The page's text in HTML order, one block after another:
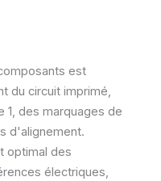
est
du circuit imprimé,
1, des marquages de
d'alignement.
optimal des
électriques,